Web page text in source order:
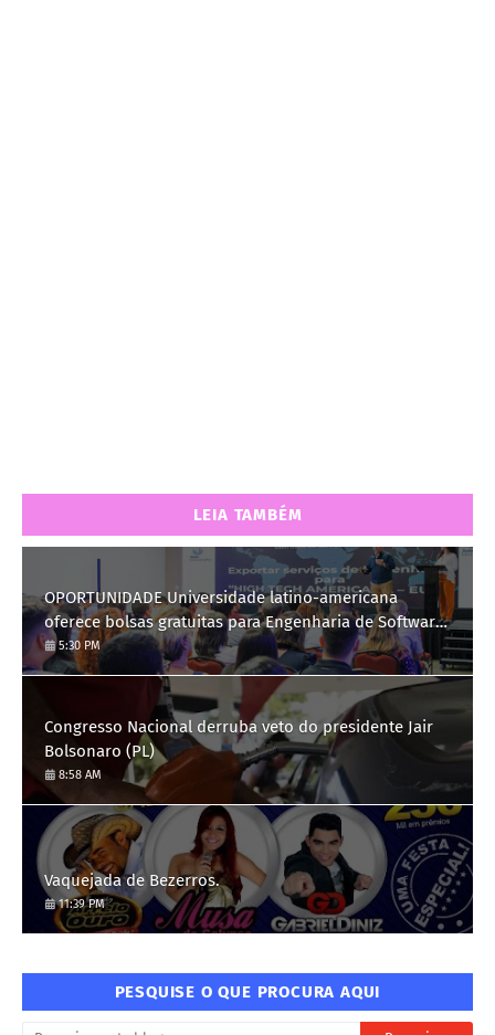
LEIA TAMBÉM
OPORTUNIDADE Universidade latino-americana
oferece bolsas gratuitas para Engenharia de Software;
saiba como se candidatar
5:30 PM
Congresso Nacional derruba veto do presidente Jair
Bolsonaro (PL)
8:58 AM
Vaquejada de Bezerros.
11:39 PM
PESQUISE O QUE PROCURA AQUI